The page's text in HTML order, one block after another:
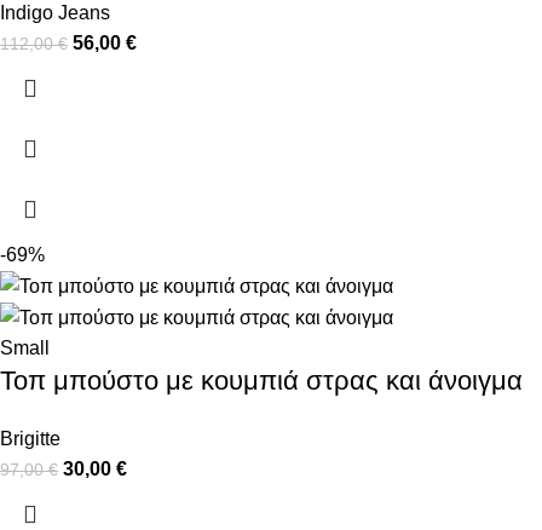
Indigo Jeans
112,00€ 56,00 €
-69%
Small
Τοπ μπούστο με κουμπιά στρας και άνοιγμα
Brigitte
97,00€ 30,00 €